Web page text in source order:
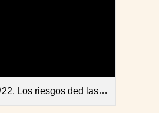
las autorizaciones aceleradas para tratamientos COVID-19.pdf